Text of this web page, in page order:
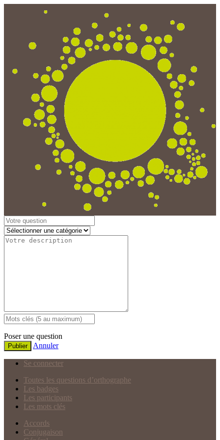
Poser une question
Publier Annuler
Se connecter
Toutes les questions d’orthographe
Les badges
Les participants
Les mots clés
Accords
Conjugaison